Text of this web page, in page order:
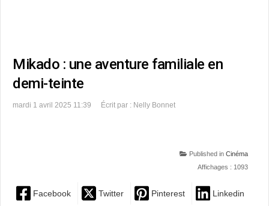
Mikado : une aventure familiale en
demi-teinte
mardi 1 avril 2025 11:39 Écrit par : Nelly Bonnet
Published in Cinéma
Affichages : 1093
Facebook Twitter Pinterest Linkedin